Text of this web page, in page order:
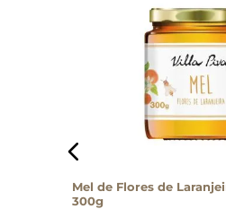
Mel de Flores de
300g